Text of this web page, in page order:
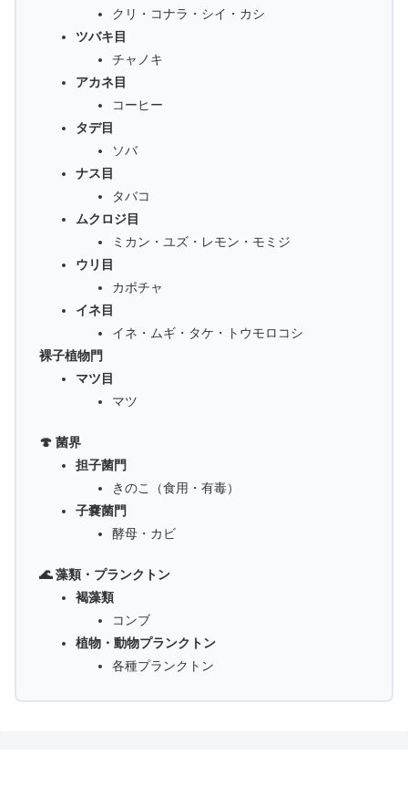
クリ・コナラ・シイ・カシ
ツバキ目
チャノキ
アカネ目
コーヒー
タデ目
ソバ
ナス目
タバコ
ムクロジ目
ミカン・ユズ・レモン・モミジ
ウリ目
カボチャ
イネ目
イネ・ムギ・タケ・トウモロコシ
裸子植物門
マツ目
マツ
🍄 菌界
担子菌門
きのこ（食用・有毒）
子嚢菌門
酵母・カビ
🌊 藻類・プランクトン
褐藻類
コンブ
植物・動物プランクトン
各種プランクトン